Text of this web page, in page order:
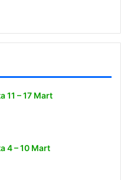
11 – 17 Mart
4 – 10 Mart